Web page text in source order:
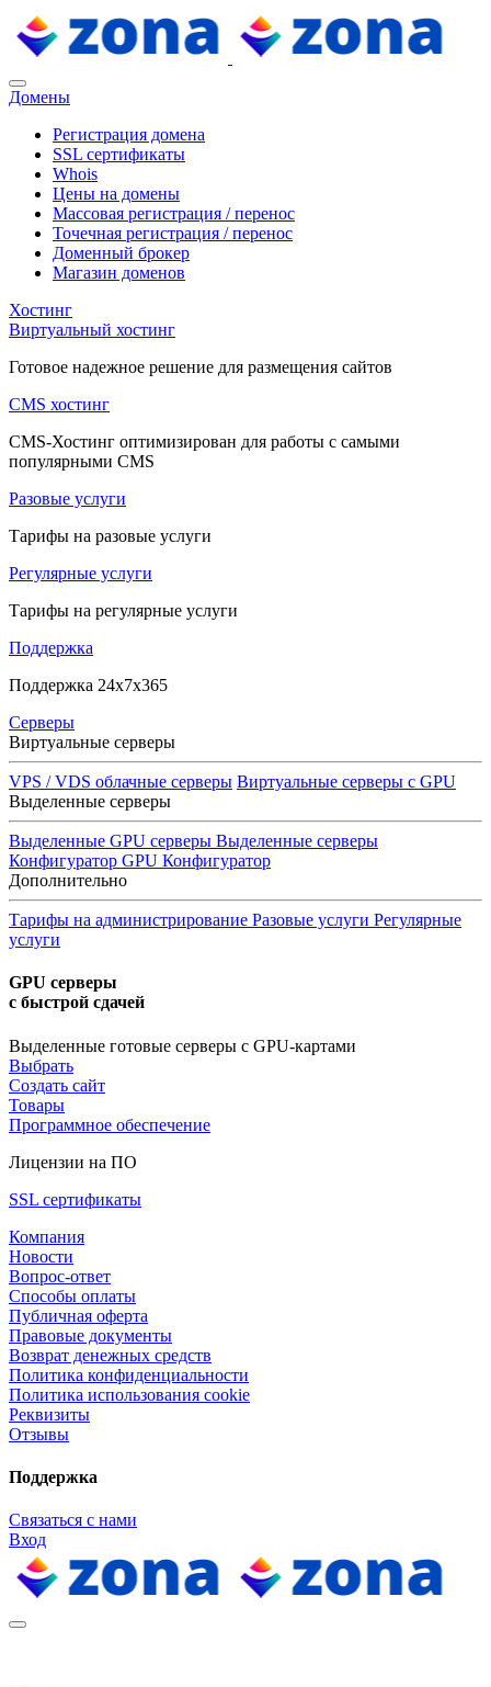
Домены
Регистрация домена
SSL сертификаты
Whois
Цены на домены
Массовая регистрация / перенос
Точечная регистрация / перенос
Доменный брокер
Магазин доменов
Хостинг
Виртуальный хостинг
Готовое надежное решение для размещения сайтов
CMS хостинг
CMS-Хостинг оптимизирован для работы с самыми
популярными CMS
Разовые услуги
Тарифы на разовые услуги
Регулярные услуги
Тарифы на регулярные услуги
Поддержка
Поддержка 24x7x365
Серверы
Виртуальные серверы
VPS / VDS облачные серверы Виртуальные серверы с GPU
Выделенные серверы
Выделенные GPU серверы Выделенные серверы
Конфигуратор GPU Конфигуратор
Дополнительно
Тарифы на администрирование Разовые услуги Регулярные
услуги
GPU серверы
с быстрой сдачей
Выделенные готовые серверы с GPU-картами
Выбрать
Создать сайт
Товары
Программное обеспечение
Лицензии на ПО
SSL сертификаты
Компания
Новости
Вопрос-ответ
Способы оплаты
Публичная оферта
Правовые документы
Возврат денежных средств
Политика конфиденциальности
Политика использования cookie
Реквизиты
Отзывы
Поддержка
Связаться с нами
Вход